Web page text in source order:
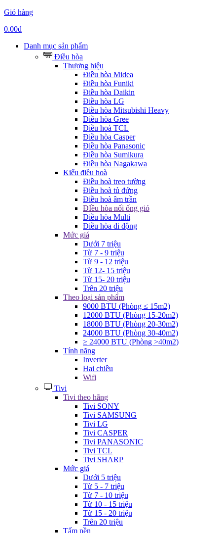
Giỏ hàng
0.00đ
Danh mục sản phẩm
Điều hòa
Thương hiệu
Điều hòa Midea
Điều hòa Funiki
Điều hòa Daikin
Điều hòa LG
Điều hòa Mitsubishi Heavy
Điều hòa Gree
Điều hoà TCL
Điều hòa Casper
Điều hòa Panasonic
Điều hòa Sumikura
Điều hòa Nagakawa
Kiểu điều hoà
Điều hoà treo tường
Điều hoà tủ đứng
Điều hoà âm trần
ĐIều hòa nối ống gió
Điều hòa Multi
Điều hòa di động
Mức giá
Dưới 7 triệu
Từ 7 - 9 triệu
Từ 9 - 12 triệu
Từ 12- 15 triệu
Từ 15- 20 triệu
Trên 20 triệu
Theo loại sản phẩm
9000 BTU (Phòng ≤ 15m2)
12000 BTU (Phòng 15-20m2)
18000 BTU (Phòng 20-30m2)
24000 BTU (Phòng 30-40m2)
≥ 24000 BTU (Phòng >40m2)
Tính năng
Inverter
Hai chiều
Wifi
Tivi
Tivi theo hãng
Tivi SONY
Tivi SAMSUNG
Tivi LG
Tivi CASPER
Tivi PANASONIC
Tivi TCL
Tivi SHARP
Mức giá
Dưới 5 triệu
Từ 5 - 7 triệu
Từ 7 - 10 triệu
Từ 10 - 15 triệu
Từ 15 - 20 triệu
Trên 20 triệu
Tấm nền